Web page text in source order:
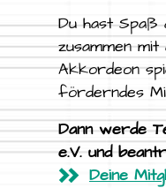
Du hast Spaß
zusammen
Akkordeon
förderndes
Dann werde
e.V. und
Deine